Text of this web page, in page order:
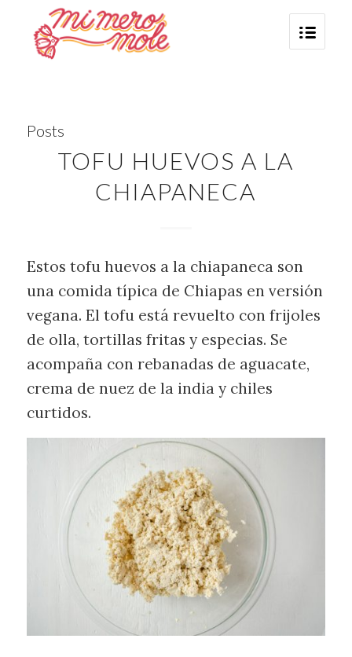
Posts
TOFU HUEVOS A LA
CHIAPANECA
Estos tofu huevos a la chiapaneca son
una comida típica de Chiapas en versión
vegana. El tofu está revuelto con frijoles
de olla, tortillas fritas y especias. Se
acompaña con rebanadas de aguacate,
crema de nuez de la india y chiles
curtidos.